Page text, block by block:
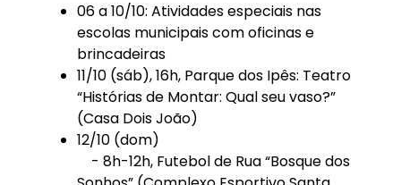
06 a 10/10: Atividades especiais nas
escolas municipais com oficinas e
brincadeiras
11/10 (sáb), 16h, Parque dos Ipês: Teatro
“Histórias de Montar: Qual seu vaso?”
(Casa Dois João)
12/10 (dom)
- 8h-12h, Futebol de Rua “Bosque dos